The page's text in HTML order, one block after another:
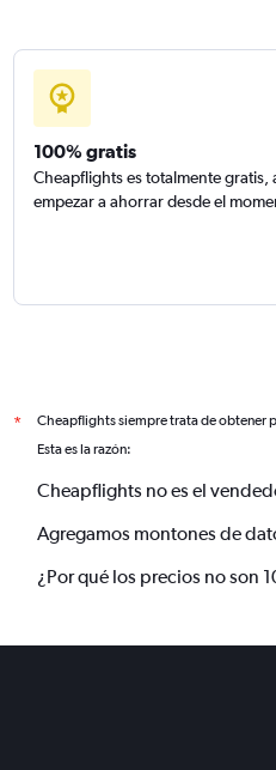
100% gratis
Cheapflights es totalmente gratis,
empezar a ahorrar desde el
* Cheapflights siempre trata de obtener
Esta es la razón:
Cheapflights no es el
Agregamos montones de
¿Por qué los precios no son